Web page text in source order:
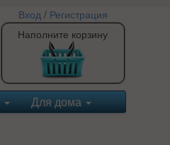
Вход/ Регистрация
Наполните корзину
Для дома